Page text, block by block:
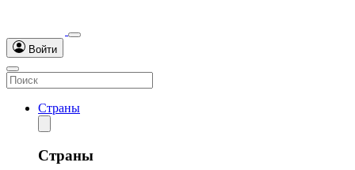
Войти
Страны
Страны